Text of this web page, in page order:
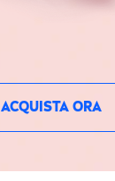
ACQUISTA ORA